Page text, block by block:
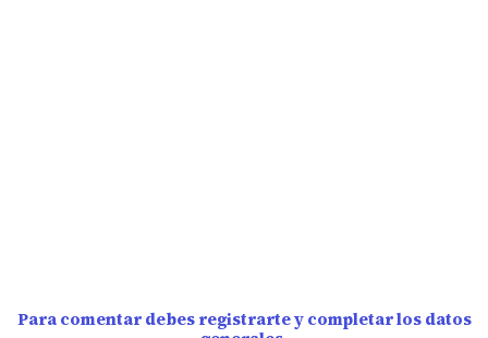
Para comentar debes registrarte y completar los datos